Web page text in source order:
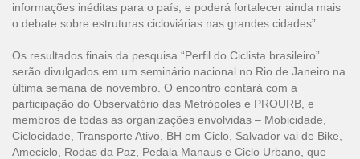
informações inéditas para o país, e poderá fortalecer ainda mais
o debate sobre estruturas cicloviárias nas grandes cidades”.
Os resultados finais da pesquisa “Perfil do Ciclista brasileiro”
serão divulgados em um seminário nacional no Rio de Janeiro na
última semana de novembro. O encontro contará com a
participação do Observatório das Metrópoles e PROURB, e
membros de todas as organizações envolvidas – Mobicidade,
Ciclocidade, Transporte Ativo, BH em Ciclo, Salvador vai de Bike,
Ameciclo, Rodas da Paz, Pedala Manaus e Ciclo Urbano, que